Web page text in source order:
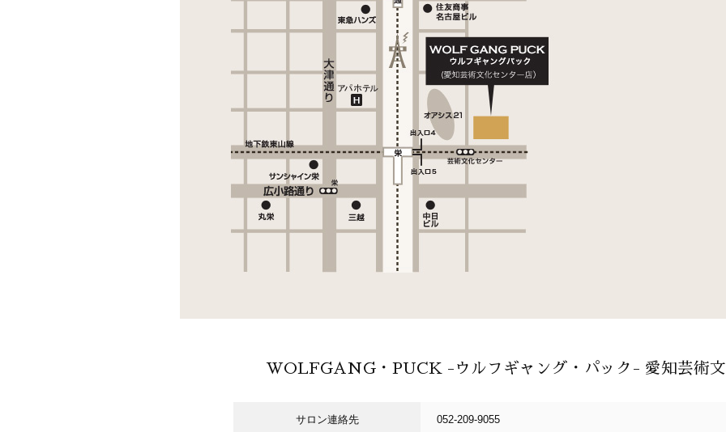
WOLFGANG・PUCK -ウルフギャング・パック- 愛知芸術
サロン連絡先 052-209-9055